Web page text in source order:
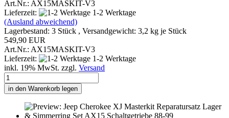
Art.Nr.: AX15MASKIT-V3
Lieferzeit:
1-2 Werktage
(Ausland abweichend)
Lagerbestand: 3 Stück , Versandgewicht: 3,2 kg je Stück
549,90 EUR
Art.Nr.: AX15MASKIT-V3
Lieferzeit:
1-2 Werktage
inkl. 19% MwSt. zzgl. Versand
in den Warenkorb legen